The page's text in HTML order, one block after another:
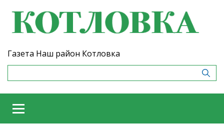
Газета Наш район Котловка